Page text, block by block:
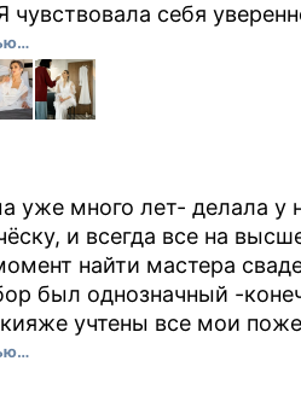
чувствовала себя
с самого утра и до
отметить
и комфортную
важно в день
день, если требуется
мероприятие,
уже много лет- делала у
и всегда все на
найти мастера
был однозначный -
учтены все мои
серьезными), даже в
все